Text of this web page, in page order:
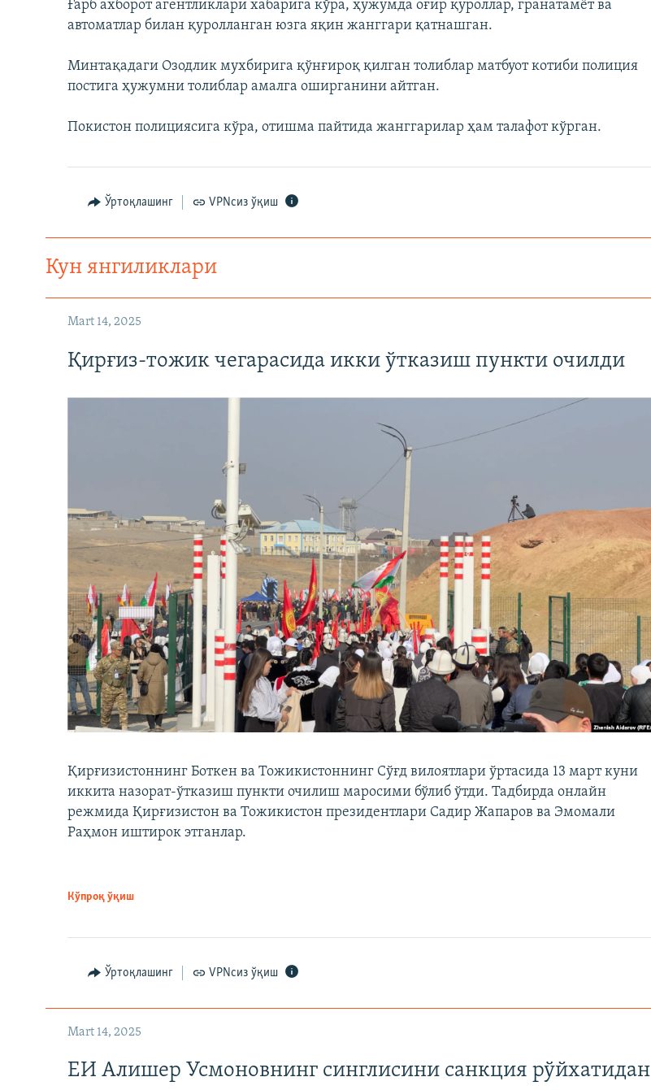
Ғарб ахборот агентликлари хабарига кўра, ҳужумда оғир қуроллар, гранатамёт ва
автоматлар билан қуролланган юзга яқин жанггари қатнашган.
Минтақадаги Озодлик мухбирига қўнғироқ қилган толиблар матбуот котиби полиция
постига ҳужумни толиблар амалга оширганини айтган.
Покистон полициясига кўра, отишма пайтида жанггарилар ҳам талафот кўрган.
Ўртоқлашинг VPNсиз ўқиш
Кун янгиликлари
Mart 14, 2025
Қирғиз-тожик чегарасида икки ўтказиш пункти очилди
Қирғизистоннинг Боткен ва Тожикистоннинг Сўғд вилоятлари ўртасида 13 март куни
иккита назорат-ўтказиш пункти очилиш маросими бўлиб ўтди. Тадбирда онлайн
режмида Қирғизистон ва Тожикистон президентлари Садир Жапаров ва Эмомали
Раҳмон иштирок этганлар.
Кўпроқ ўқиш
Ўртоқлашинг VPNсиз ўқиш
Mart 14, 2025
ЕИ Алишер Усмоновнинг синглисини санкция рўйхатидан